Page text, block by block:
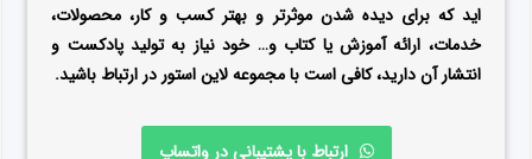
اید که برای دیده شدن موثرتر و بهتر کسب و کار، محصولات،
خدمات، ارائه آموزش یا کتاب و… خود نیاز به تولید پادکست و
انتشار آن دارید، کافی است با مجموعه لاین استور در ارتباط باشید.
ارتباط با پشتیبانی در واتساپ